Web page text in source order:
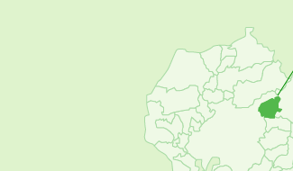
す
め